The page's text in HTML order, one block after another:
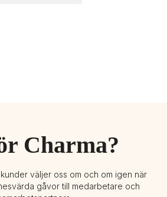
Charma?
väljer oss om och om igen när
gåvor till medarbetare och